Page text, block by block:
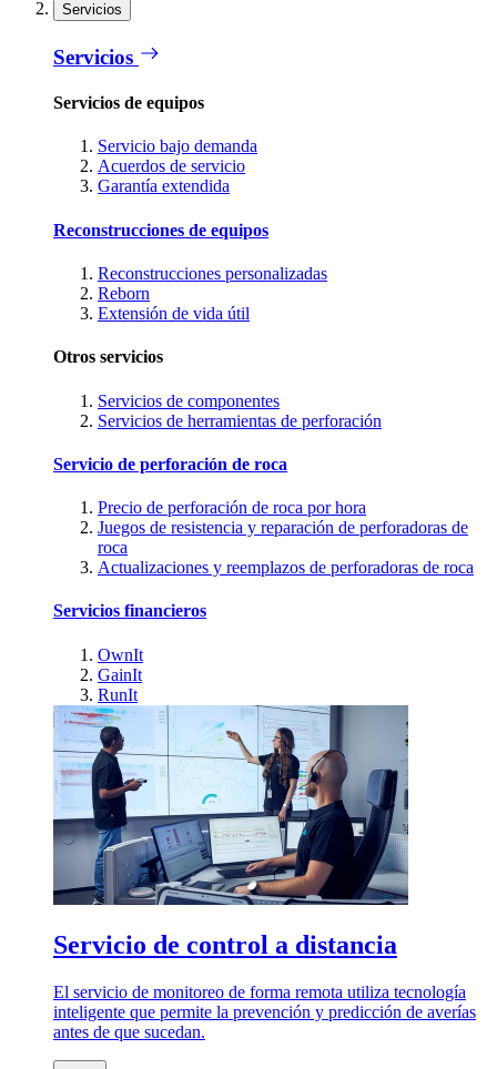
Servicios
Servicios
Servicios de equipos
Servicio bajo demanda
Acuerdos de servicio
Garantía extendida
Reconstrucciones de equipos
Reconstrucciones personalizadas
Reborn
Extensión de vida útil
Otros servicios
Servicios de componentes
Servicios de herramientas de perforación
Servicio de perforación de roca
Precio de perforación de roca por hora
Juegos de resistencia y reparación de perforadoras de
roca
Actualizaciones y reemplazos de perforadoras de roca
Servicios financieros
OwnIt
GainIt
RunIt
Servicio de control a distancia
El servicio de monitoreo de forma remota utiliza tecnología
inteligente que permite la prevención y predicción de averías
antes de que sucedan.